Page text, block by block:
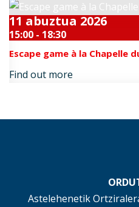
11 abuztua 2026
15:00 - 18:30
Escape game à la Chapelle
Find out more
Astelehenetik